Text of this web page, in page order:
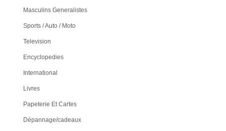
Masculins Generalistes
Sports / Auto / Moto
Television
Encyclopedies
International
Livres
Papeterie Et Cartes
Dépannage/cadeaux